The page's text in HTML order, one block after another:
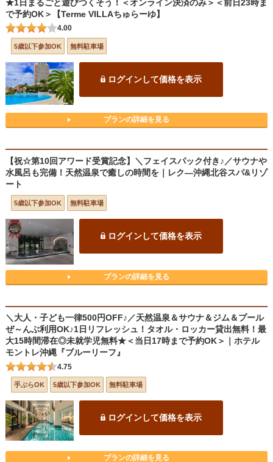
★1日まるごと遊びつくそう！＜オンライン決済のみ＞＜前日23時ま
で予約OK＞【Terme VILLAちゅらーゆ】
4.00
5歳以下参加OK 無料駐車場
ログインして価格を表示
プランの詳細を見る
【祝☆第10回アワード受賞記念】＼フェイスパック付き♪／サウナや
水風呂も完備！天然温泉で癒しの時間を｜レク―沖縄北谷スパ&リゾ
ート
5歳以下参加OK 無料駐車場
ログインして価格を表示
プランの詳細を見る
＼大人・子ども一律500円OFF♪／天然温泉＆サウナ＆ジム＆プール
ぜ～んぶ利用OK♪1日リフレッシュ！タオル・ロッカー貸出無料！最
大15時間滞在◎未就学児無料★＜当日17時まで予約OK＞｜ホテル
モントレ沖縄『ブルーリーフ』
4.75
手ぶらOK 5歳以下参加OK 無料駐車場
ログインして価格を表示
プランの詳細を見る